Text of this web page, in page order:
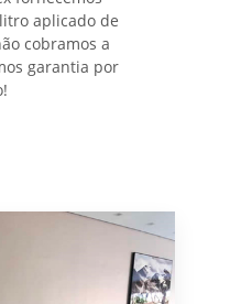
aplicado de
cobramos a
garantia por